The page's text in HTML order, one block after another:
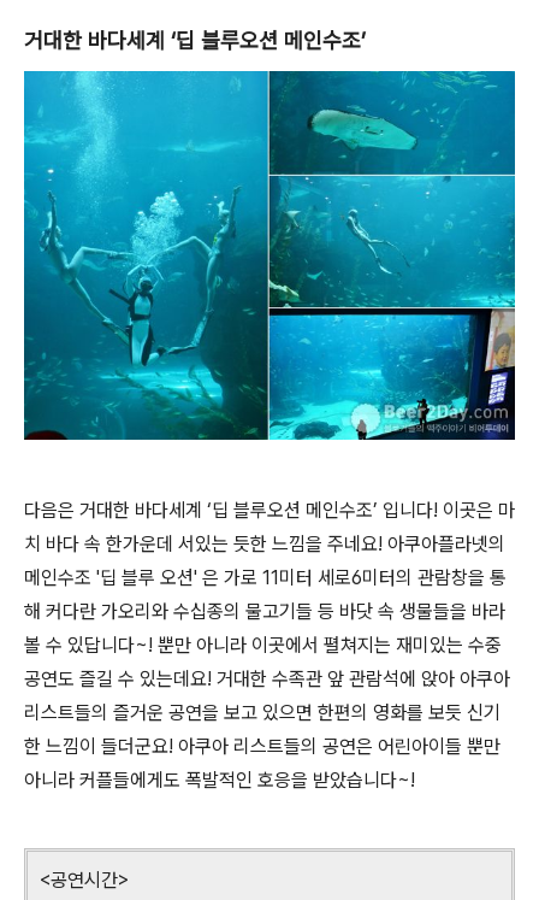
거대한 바다세계 ‘딥 블루오션 메인수조’
다음은 거대한 바다세계 ‘딥 블루오션 메인수조’ 입니다! 이곳은 마
치 바다 속 한가운데 서있는 듯한 느낌을 주네요! 아쿠아플라넷의
메인수조 '딥 블루 오션' 은 가로 11미터 세로6미터의 관람창을 통
해 커다란 가오리와 수십종의 물고기들 등 바닷 속 생물들을 바라
볼 수 있답니다~! 뿐만 아니라 이곳에서 펼쳐지는 재미있는 수중
공연도 즐길 수 있는데요! 거대한 수족관 앞 관람석에 앉아 아쿠아
리스트들의 즐거운 공연을 보고 있으면 한편의 영화를 보듯 신기
한 느낌이 들더군요! 아쿠아 리스트들의 공연은 어린아이들 뿐만
아니라 커플들에게도 폭발적인 호응을 받았습니다~!
<공연시간>